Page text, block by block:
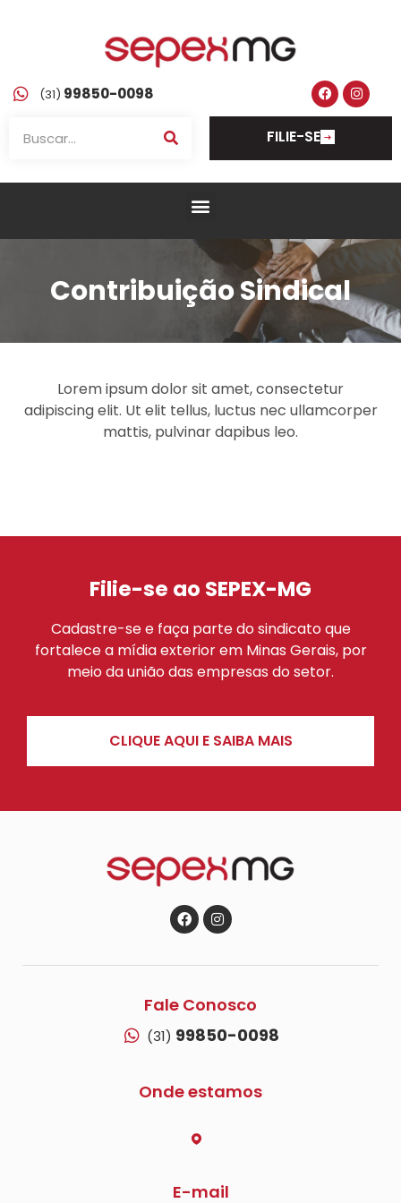
(31) 99850-0098
FILIE-SE
Contribuição Sindical
Lorem ipsum dolor sit amet, consectetur
adipiscing elit. Ut elit tellus, luctus nec ullamcorper
mattis, pulvinar dapibus leo.
Filie-se ao SEPEX-MG
Cadastre-se e faça parte do sindicato que
fortalece a mídia exterior em Minas Gerais, por
meio da união das empresas do setor.
CLIQUE AQUI E SAIBA MAIS
Fale Conosco
(31) 99850-0098
Onde estamos
E-mail